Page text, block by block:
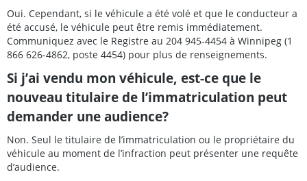
Oui. Cependant, si le véhicule a été volé et que le conducteur a
été accusé, le véhicule peut être remis immédiatement.
Communiquez avec le Registre au 204 945-4454 à Winnipeg (1
866 626-4862, poste 4454) pour plus de renseignements.
Si j’ai vendu mon véhicule, est-ce que le
nouveau titulaire de l’immatriculation peut
demander une audience?
Non. Seul le titulaire de l’immatriculation ou le propriétaire du
véhicule au moment de l’infraction peut présenter une requête
d’audience.